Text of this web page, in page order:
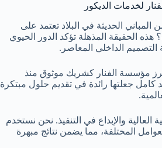
لخدمات الديكور
أن أكثر من 90% من المباني الحديثة في البلاد تعتمد على
هذه الحقيقة المذهلة تؤكد الدور الحيوي
الداخلي المعاصر.
مؤسسة الفنار كشريك موثوق منذ
جعلتها رائدة في تقديم حلول مبتكرة
العالية والإبداع في التنفيذ. نحن نستخدم
المختلفة، مما يضمن نتائج مبهرة